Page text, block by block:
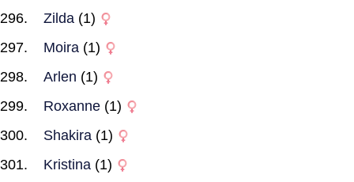
Zilda (1)
Moira (1)
Arlen (1)
Roxanne (1)
Shakira (1)
Kristina (1)